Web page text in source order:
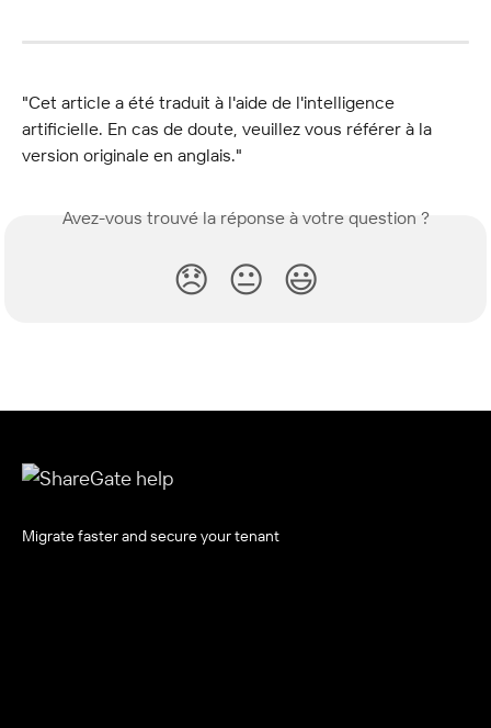
"Cet article a été traduit à l'aide de l'intelligence
artificielle. En cas de doute, veuillez vous référer à la
version originale en anglais."
Avez-vous trouvé la réponse à votre question ?
😞 😐 😃
Migrate faster and secure your tenant